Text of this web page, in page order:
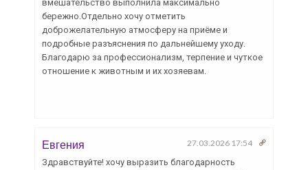
вмешательство выполнила максимально
бережно.Отдельно хочу отметить
доброжелательную атмосферу на приёме и
подробные разъяснения по дальнейшему уходу.
Благодарю за профессионализм, терпение и чуткое
отношение к животным и их хозяевам.
Евгения
27.03.2026 17:54
Здравствуйте! хочу выразить благодарность